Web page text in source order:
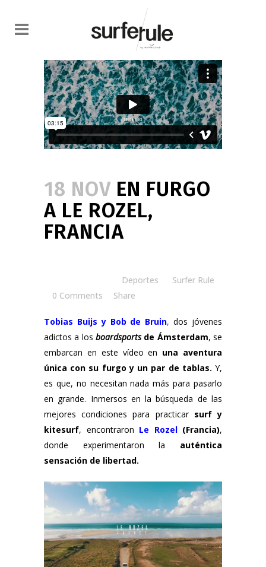
18 NOV EN FURGO
A LE ROZEL,
FRANCIA
Deportes
Surfer Rule
0 Comments
Share
Tobias Buijs y Bob de Bruin,dos jóvenes
adictos a los boardsports de Ámsterdam, se
embarcan en este vídeo en una aventura
única con su furgo y un par de tablas. Y,
es que, no necesitan nada más para pasarlo
en grande. Inmersos en la búsqueda de las
mejores condiciones para practicar surf y
kitesurf, encontraron Le Rozel(Francia),
donde experimentaron la auténtica
sensación de libertad.